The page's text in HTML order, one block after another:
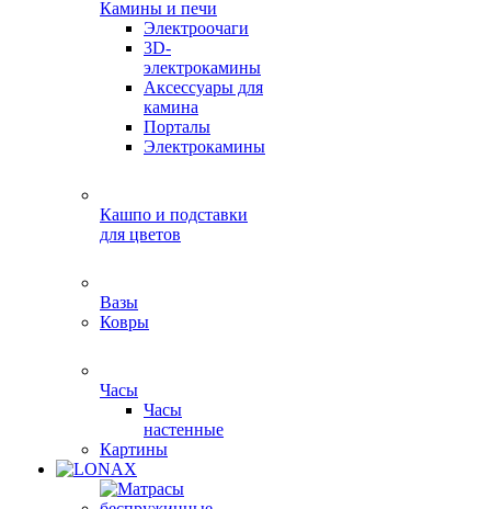
Камины и печи
Электроочаги
3D-
электрокамины
Аксессуары для
камина
Порталы
Электрокамины
Кашпо и подставки
для цветов
Вазы
Ковры
Часы
Часы
настенные
Картины